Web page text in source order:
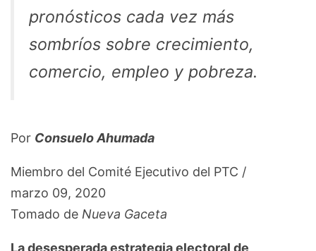
pronósticos cada vez más
sombríos sobre crecimiento,
comercio, empleo y pobreza.
Por Consuelo Ahumada
Miembro del Comité Ejecutivo del PTC /
marzo 09, 2020
Tomado de Nueva Gaceta
La desesperada estrategia electoral de